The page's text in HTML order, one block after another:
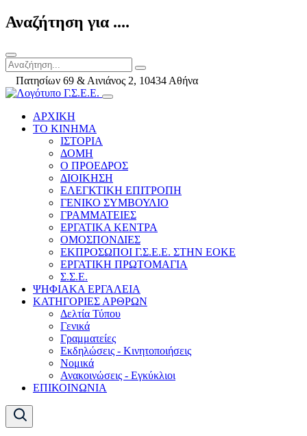
Αναζήτηση για ....
Πατησίων 69 & Αινιάνος 2, 10434 Αθήνα
ΑΡΧΙΚΗ
ΤΟ ΚΙΝΗΜΑ
ΙΣΤΟΡΙΑ
ΔΟΜΗ
Ο ΠΡΟΕΔΡΟΣ
ΔΙΟΙΚΗΣΗ
ΕΛΕΓΚΤΙΚΗ ΕΠΙΤΡΟΠΗ
ΓΕΝΙΚΟ ΣΥΜΒΟΥΛΙΟ
ΓΡΑΜΜΑΤΕΙΕΣ
ΕΡΓΑΤΙΚΑ ΚΕΝΤΡΑ
ΟΜΟΣΠΟΝΔΙΕΣ
ΕΚΠΡΟΣΩΠΟΙ Γ.Σ.Ε.Ε. ΣΤΗΝ ΕΟΚΕ
ΕΡΓΑΤΙΚΗ ΠΡΩΤΟΜΑΓΙΑ
Σ.Σ.Ε.
ΨΗΦΙΑΚΑ ΕΡΓΑΛΕΙΑ
ΚΑΤΗΓΟΡΙΕΣ ΑΡΘΡΩΝ
Δελτία Τύπου
Γενικά
Γραμματείες
Εκδηλώσεις - Κινητοποιήσεις
Νομικά
Ανακοινώσεις - Εγκύκλιοι
ΕΠΙΚΟΙΝΩΝΙΑ